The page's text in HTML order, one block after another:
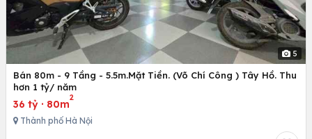
5
Bán 80m - 9 Tầng - 5.5m.Mặt Tiền. (Võ Chí Công ) Tây Hồ. Thu
hơn 1 tỷ/ năm
36 tỷ · 80m
2
Thành phố Hà Nội